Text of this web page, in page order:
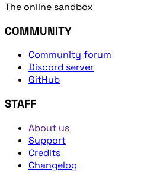
The online sandbox
COMMUNITY
Community forum
Discord server
GitHub
STAFF
About us
Support
Credits
Changelog